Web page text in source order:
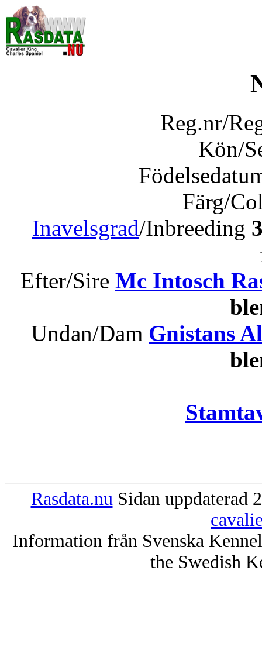
Reg.nr/
Kön/
Färg/
Inavelsgrad/Inbreeding
Efter/Sire Mc Intosch
Undan/Dam Gnistans
Rasdata.nu Sidan uppdaterad
Information från Svenska
the Swedish